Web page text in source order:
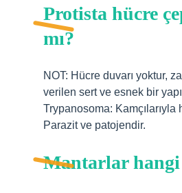
Protista hücre
mı?
NOT: Hücre duvarı yoktur,
verilen sert ve esnek bir
Trypanosoma: Kamçılarıyla
Parazit ve patojendir.
Mantarlar